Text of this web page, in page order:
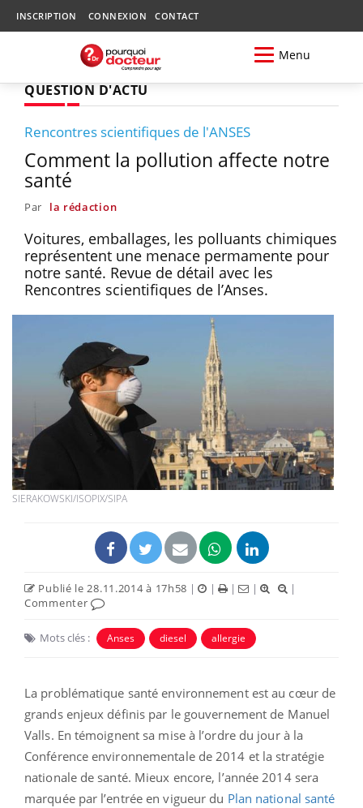
INSCRIPTION CONNEXION CONTACT
Menu
QUESTION D'ACTU
Rencontres scientifiques de l'ANSES
Comment la pollution affecte notre
santé
Par la rédaction
Voitures, emballages, les polluants chimiques
représentent une menace permamente pour
notre santé. Revue de détail avec les
Rencontres scientifiques de l’Anses.
SIERAKOWSKI/ISOPIX/SIPA
Publié le 28.11.2014 à 17h58 | | | |
|
Commenter
Mots clés : Anses diesel allergie
La problématique santé environnement est au cœur de
grands enjeux définis par le gouvernement de Manuel
Valls. En témoignent sa mise à l’ordre du jour à la
Conférence environnementale de 2014 et la stratégie
nationale de santé. Mieux encore, l’année 2014 sera
marquée par l’entrée en vigueur du Plan national santé